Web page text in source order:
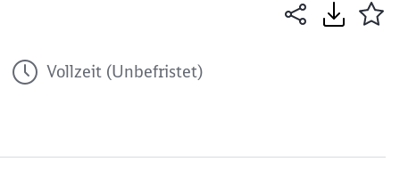
Vollzeit (Unbefristet)